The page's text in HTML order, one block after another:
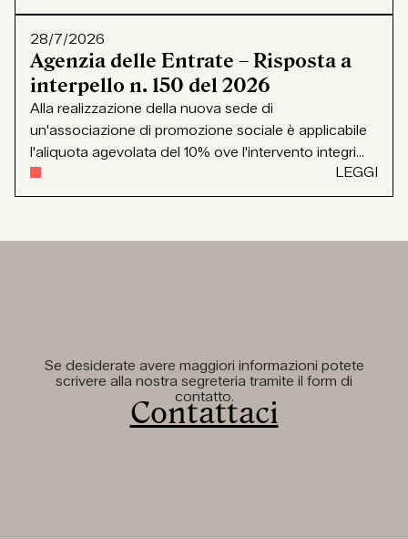
28/7/2026
Agenzia delle Entrate – Risposta a
interpello n. 150 del 2026
Alla realizzazione della nuova sede di
un'associazione di promozione sociale è applicabile
l'aliquota agevolata del 10% ove l'intervento integri...
LEGGI
Se desiderate avere maggiori informazioni potete
scrivere alla nostra segreteria tramite il form di
contatto.
Contattaci